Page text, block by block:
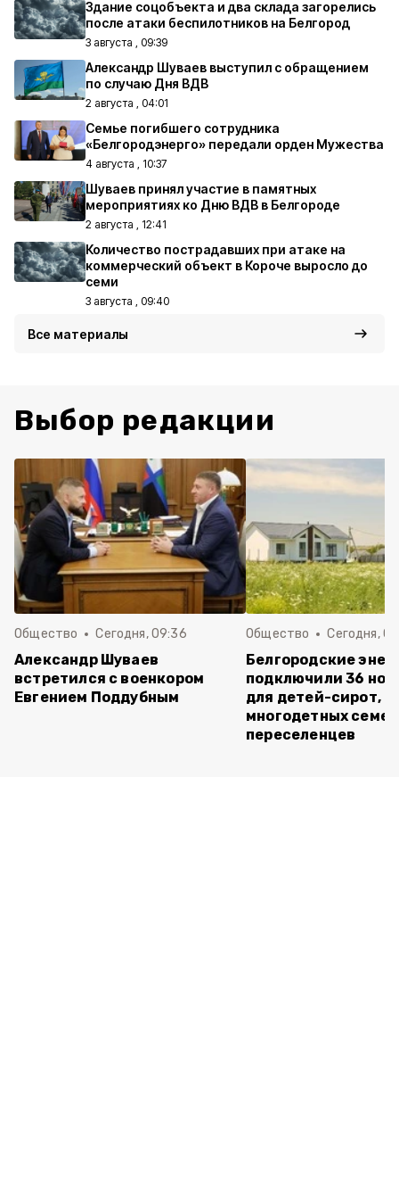
Здание соцобъекта и два склада загорелись
после атаки беспилотников на Белгород
3 августа , 09:39
Александр Шуваев выступил с обращением
по случаю Дня ВДВ
2 августа , 04:01
Семье погибшего сотрудника
«Белгородэнерго» передали орден Мужества
4 августа , 10:37
Шуваев принял участие в памятных
мероприятиях ко Дню ВДВ в Белгороде
2 августа , 12:41
Количество пострадавших при атаке на
коммерческий объект в Короче выросло до
семи
3 августа , 09:40
Все материалы
Выбор редакции
Общество Сегодня, 09:36
Александр Шуваев
встретился с военкором
Евгением Поддубным
Общество Сегодня,
Белгородские
подключили 36
для детей-сирот,
многодетных
переселенцев